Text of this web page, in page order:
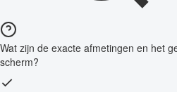
Wat zijn de exacte afmetingen en het
scherm?